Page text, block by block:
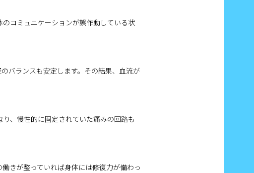
コミュニケーションが誤作動している状
バランスも安定します。その結果、血流が
、慢性的に固定されていた痛みの回路も
きが整っていれば身体には修復力が備わっ